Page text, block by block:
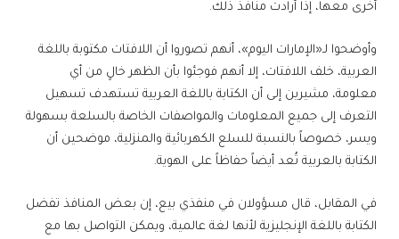
أخرى معها، إذا أرادت منافذ ذلك.
وأوضحوا لـ«الإمارات اليوم»، أنهم تصوروا أن اللافتات مكتوبة باللغة
العربية، خلف اللافتات، إلا أنهم فوجئوا بأن الظهر خالٍ من أي
معلومة، مشيرين إلى أن الكتابة باللغة العربية تستهدف تسهيل
التعرف إلى جميع المعلومات والمواصفات الخاصة بالسلعة بسهولة
ويسر، خصوصاً بالنسبة للسلع الكهربائية والمنزلية، موضحين أن
الكتابة بالعربية تُعد أيضاً حفاظاً على الهوية.
في المقابل، قال مسؤولان في منفذي بيع، إن بعض المنافذ تفضل
الكتابة باللغة الإنجليزية لأنها لغة عالمية، ويمكن التواصل بها مع